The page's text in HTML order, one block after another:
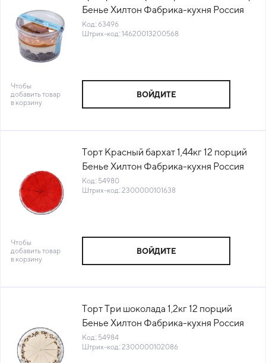
Бенье Хилтон Фабрика-кухня Россия
(99) (КОД 63496) (-18°С)
Код: 63496
Штрих-код: 14620013200568
Чтобы
добавить товар
в корзину
ВОЙДИТЕ
Торт Красный бархат 1,44кг 12 порций
Бенье Хилтон Фабрика-кухня Россия
(717) (КОД 54980) (-18°С)
Код: 54980
Штрих-код: 2300000101638
Чтобы
добавить товар
в корзину
ВОЙДИТЕ
Торт Три шоколада 1,2кг 12 порций
Бенье Хилтон Фабрика-кухня Россия
(1071) (КОД 54984) (-18°С)
Код: 54984
Штрих-код: 2300000102086